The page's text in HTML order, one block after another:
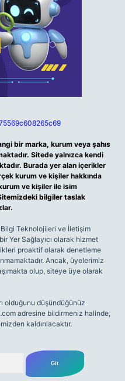
bir marka, kurum veya şahıs
Sitede yalnızca kendi
Burada yer alan içerikler
kurum ve kişiler hakkında
ve kişiler ile isim
bilgiler taslak
Bilgi Teknolojileri ve İletişim
Yer Sağlayıcı olarak hizmet
proaktif olarak denetleme
Ancak, üyelerimiz
olup, siteye üye olarak
olduğunu düşündüğünüz
adresine bildirmeniz halinde,
kaldırılacaktır.